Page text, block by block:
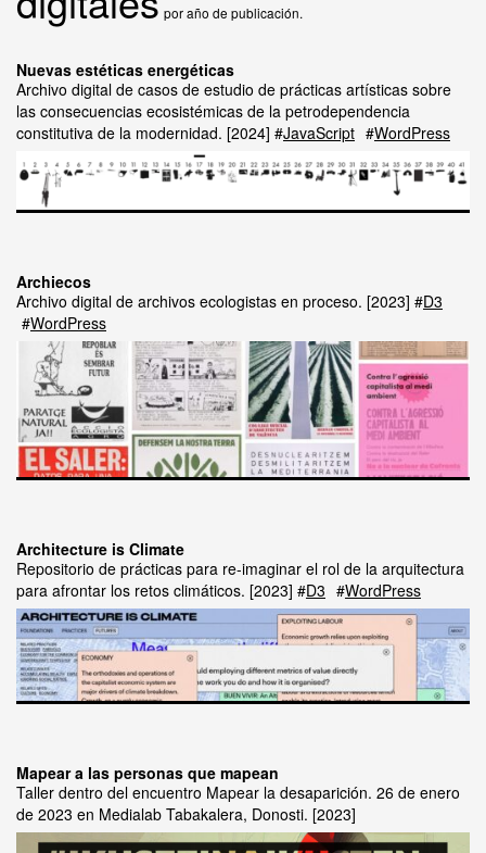
por año de publicación.
Nuevas estéticas energéticas
Archivo digital de casos de estudio de prácticas artísticas sobre
las consecuencias ecosistémicas de la petrodependencia
constitutiva de la modernidad. 2024 JavaScript WordPress
Archiecos
Archivo digital de archivos ecologistas en proceso. 2023
D3
WordPress
Architecture is Climate
Repositorio de prácticas para re-imaginar el rol de la arquitectura
para afrontar los retos climáticos. 2023 D3 WordPress
Mapear a las personas que mapean
Taller dentro del encuentro Mapear la desaparición. 26 de enero
de 2023 en Medialab Tabakalera, Donosti. 2023